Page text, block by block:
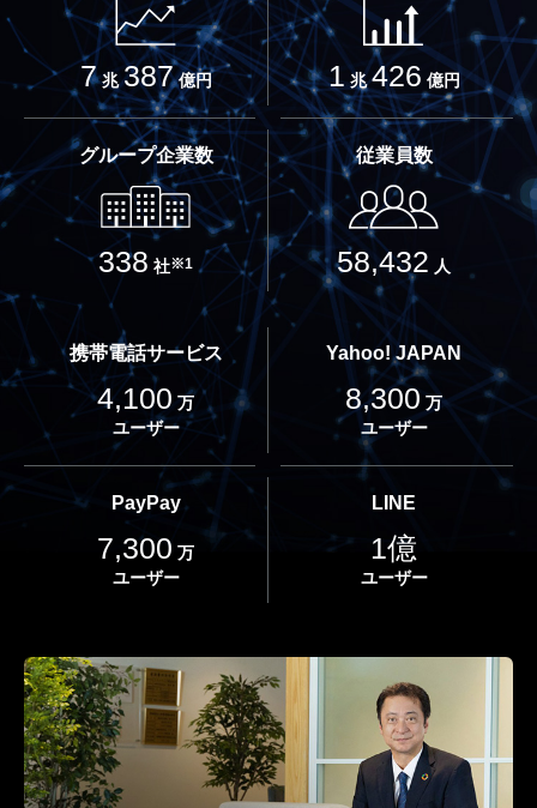
7兆387億円 1 兆426 億円
グループ企業数
338 社※1
従業員数
58,432 人
携帯電話サービス
4,100 万
ユーザー
Yahoo! JAPAN
8,300 万
ユーザー
PayPay
7,300 万
ユーザー
LINE
1億
ユーザー